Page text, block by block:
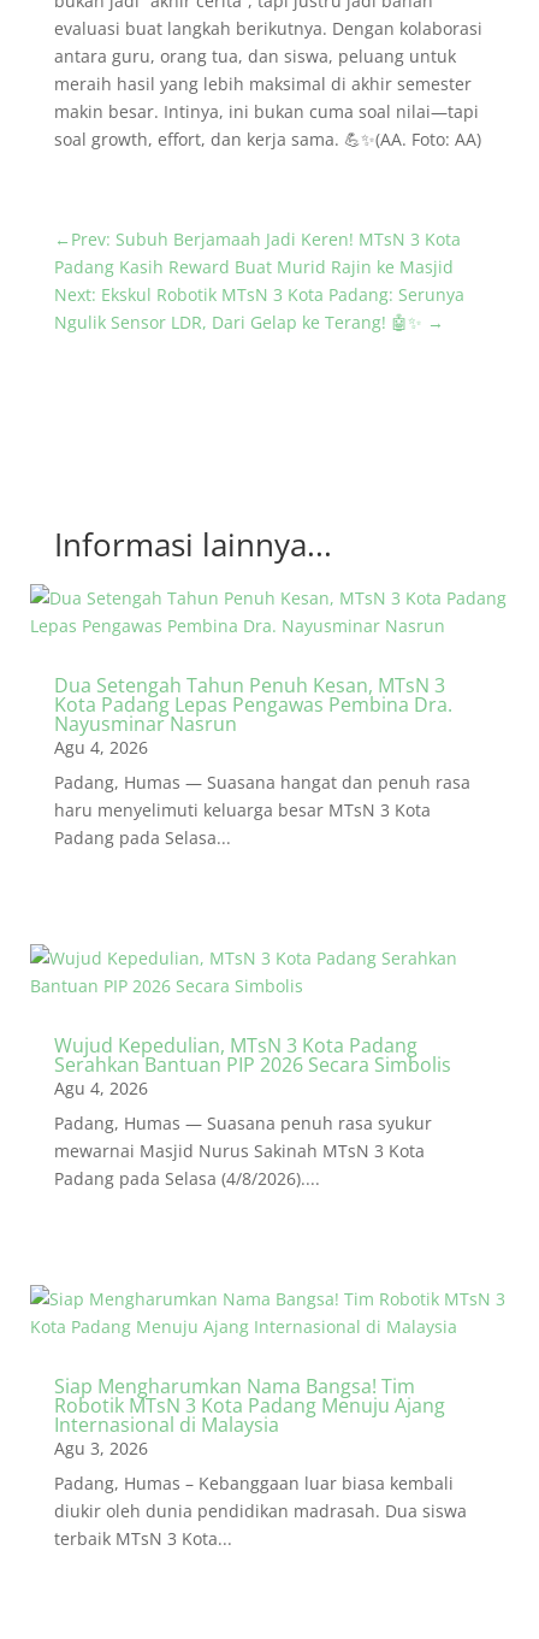
evaluasi buat langkah berikutnya. Dengan kolaborasi
antara guru, orang tua, dan siswa, peluang untuk
meraih hasil yang lebih maksimal di akhir semester
makin besar. Intinya, ini bukan cuma soal nilai—tapi
soal growth, effort, dan kerja sama. 💪✨(AA. Foto: AA)
← Prev: Subuh Berjamaah Jadi Keren! MTsN 3 Kota
Padang Kasih Reward Buat Murid Rajin ke Masjid
Next: Ekskul Robotik MTsN 3 Kota Padang: Serunya
Ngulik Sensor LDR, Dari Gelap ke Terang! 🤖✨ →
Informasi lainnya...
Dua Setengah Tahun Penuh Kesan, MTsN 3
Kota Padang Lepas Pengawas Pembina Dra.
Nayusminar Nasrun
Agu 4, 2026
Padang, Humas — Suasana hangat dan penuh rasa
haru menyelimuti keluarga besar MTsN 3 Kota
Padang pada Selasa...
Wujud Kepedulian, MTsN 3 Kota Padang
Serahkan Bantuan PIP 2026 Secara Simbolis
Agu 4, 2026
Padang, Humas — Suasana penuh rasa syukur
mewarnai Masjid Nurus Sakinah MTsN 3 Kota
Padang pada Selasa (4/8/2026)....
Siap Mengharumkan Nama Bangsa! Tim
Robotik MTsN 3 Kota Padang Menuju Ajang
Internasional di Malaysia
Agu 3, 2026
Padang, Humas – Kebanggaan luar biasa kembali
diukir oleh dunia pendidikan madrasah. Dua siswa
terbaik MTsN 3 Kota...